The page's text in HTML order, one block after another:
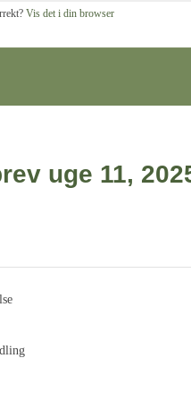
Vis det i din browser
uge 11,